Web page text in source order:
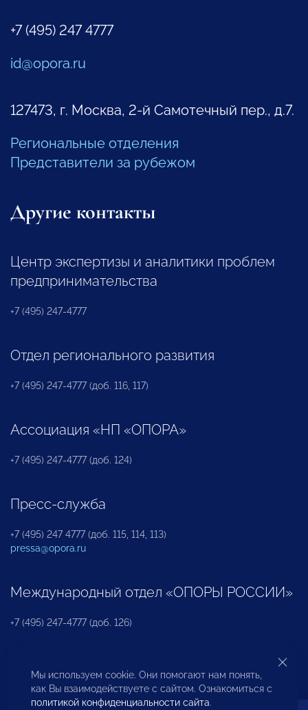
+7 (495) 247 4777
id@opora.ru
127473, г. Москва, 2-й Самотечный пер., д.7.
Региональные отделения
Представители за рубежом
Другие контакты
Центр экспертизы и аналитики проблем
предпринимательства
+7 (495) 247-4777
Отдел регионального развития
+7 (495) 247-4777 (доб. 116, 117)
Ассоциация «НП «ОПОРА»
+7 (495) 247-4777 (доб. 124)
Пресс-служба
+7 (495) 247 4777 (доб. 115, 114, 113)
pressa@opora.ru
Международный отдел «ОПОРЫ РОССИИ»
+7 (495) 247-4777 (доб. 126)
Бюро по защите прав предпринимателей и
инвесторов
Мы используем cookie. Они помогают нам понять,
как Вы взаимодействуете с сайтом. Ознакомиться с
политикой конфиденциальности сайта.